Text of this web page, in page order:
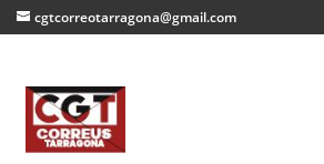
cgtcorreotarragona@gmail.com